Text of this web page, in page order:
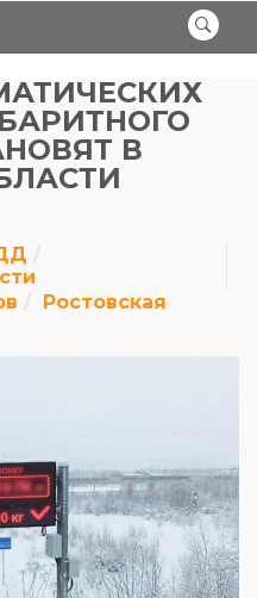
В
Ростовская